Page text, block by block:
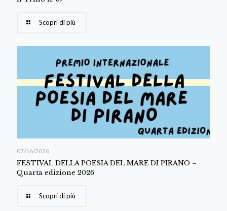
Scopri di più
07/16/2026
FESTIVAL DELLA POESIA DEL MARE DI PIRANO –
Quarta edizione 2026
Scopri di più